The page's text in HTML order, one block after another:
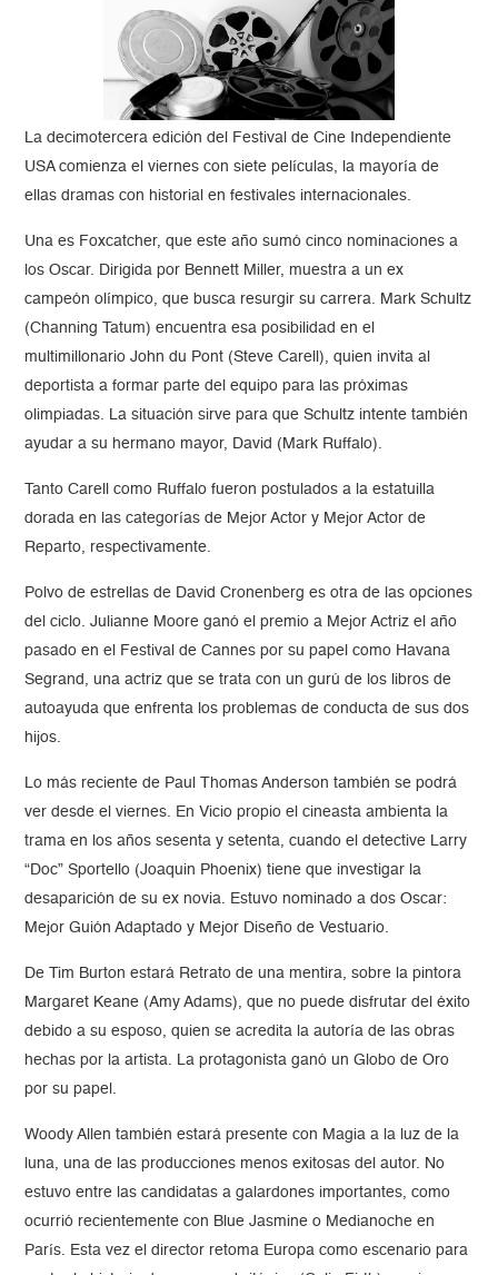
La decimotercera edición del Festival de Cine Independiente
USA comienza el viernes con siete películas, la mayoría de
ellas dramas con historial en festivales internacionales.
Una es Foxcatcher, que este año sumó cinco nominaciones a
los Oscar. Dirigida por Bennett Miller, muestra a un ex
campeón olímpico, que busca resurgir su carrera. Mark Schultz
(Channing Tatum) encuentra esa posibilidad en el
multimillonario John du Pont (Steve Carell), quien invita al
deportista a formar parte del equipo para las próximas
olimpiadas. La situación sirve para que Schultz intente también
ayudar a su hermano mayor, David (Mark Ruffalo).
Tanto Carell como Ruffalo fueron postulados a la estatuilla
dorada en las categorías de Mejor Actor y Mejor Actor de
Reparto, respectivamente.
Polvo de estrellas de David Cronenberg es otra de las opciones
del ciclo. Julianne Moore ganó el premio a Mejor Actriz el año
pasado en el Festival de Cannes por su papel como Havana
Segrand, una actriz que se trata con un gurú de los libros de
autoayuda que enfrenta los problemas de conducta de sus dos
hijos.
Lo más reciente de Paul Thomas Anderson también se podrá
ver desde el viernes. En Vicio propio el cineasta ambienta la
trama en los años sesenta y setenta, cuando el detective Larry
“Doc” Sportello (Joaquin Phoenix) tiene que investigar la
desaparición de su ex novia. Estuvo nominado a dos Oscar:
Mejor Guión Adaptado y Mejor Diseño de Vestuario.
De Tim Burton estará Retrato de una mentira, sobre la pintora
Margaret Keane (Amy Adams), que no puede disfrutar del éxito
debido a su esposo, quien se acredita la autoría de las obras
hechas por la artista. La protagonista ganó un Globo de Oro
por su papel.
Woody Allen también estará presente con Magia a la luz de la
luna, una de las producciones menos exitosas del autor. No
estuvo entre las candidatas a galardones importantes, como
ocurrió recientemente con Blue Jasmine o Medianoche en
París. Esta vez el director retoma Europa como escenario para